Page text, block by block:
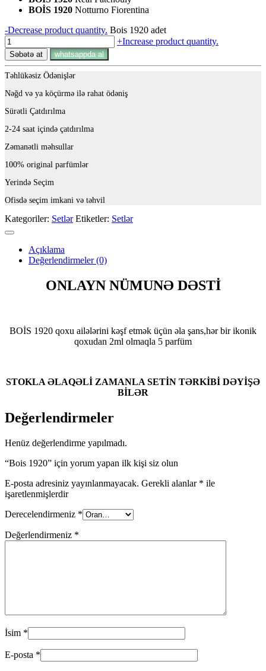
BOİS 1920 Notturno Fiorentina
-Decrease product quantity. Bois 1920 adet
+Increase product quantity.
Səbətə at whatsappda al
Təhlükəsiz Ödənişlər
Nəğd və ya köçürmə ilə rahat ödəniş
Sürətli Çatdırılma
2-24 saat içində çatdırılma
Zəmanətli məhsullar
100% original parfümlər
Yerində Seçim
Ofisdə seçim imkani və təhvil
Kategoriler: Setlər Etiketler: Setlər
Açıklama
Değerlendirmeler (0)
ONLAYN NÜMUNƏ DƏSTİ
BOİS 1920 qoxu ailələrini kəşf etmək üçün əla şans,hər bir ikonik
qoxudan 2ml olmaqla 5 parfüm
STOKLA ƏLAQƏLİ ZAMANLA SETİN TƏRKİBİ DƏYİŞƏ
BİLƏR
Değerlendirmeler
Henüz değerlendirme yapılmadı.
“Bois 1920” için yorum yapan ilk kişi siz olun
E-posta adresiniz yayınlanmayacak. Gerekli alanlar * ile
işaretlenmişlerdir
Derecelendirmeniz *
Değerlendirmeniz *
İsim *
E-posta *